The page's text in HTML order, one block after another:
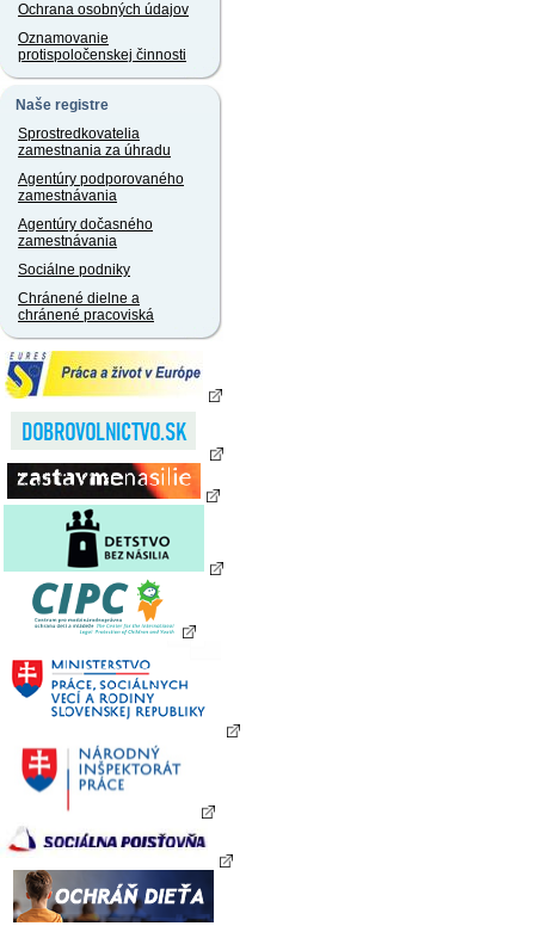
Ochrana osobných údajov
Oznamovanie
protispoločenskej činnosti
Naše registre
Sprostredkovatelia
zamestnania za úhradu
Agentúry podporovaného
zamestnávania
Agentúry dočasného
zamestnávania
Sociálne podniky
Chránené dielne a
chránené pracoviská